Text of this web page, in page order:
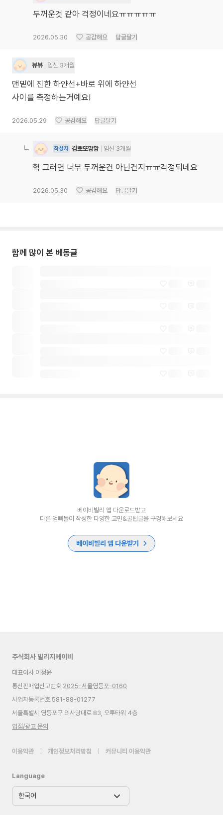
두꺼운것 같아 걱정이네요ㅠㅠㅠㅠㅠ
2026.05.30 공감해요 답글달기
뷰뷰 임신 3개월
맨밑에 진한 하얀선+바로 위에 하얀선
사이를 측정하는거예요!
2026.05.29 공감해요 답글달기
작성자 김뽀또맘맘 임신 3개월
헉 그러면 너무 두꺼운건 아닌건지ㅠㅠ걱정되네요
2026.05.30 공감해요 답글달기
함께 많이 본 베동글
베이비빌리 앱 다운로드받고
다른 엄빠들이 작성한 다양한 고민&꿀팁글을 구경해보세요
베이비빌리 앱 다운받기
주식회사 빌리지베이비
대표이사 이정윤
통신판매업신고번호 2025-서울영등포-0160
사업자등록번호 581-88-01277
서울특별시 영등포구 의사당대로 83, 오투타워 4층
입점/광고 문의
이용약관 개인정보처리방침 커뮤니티 이용약관
Language